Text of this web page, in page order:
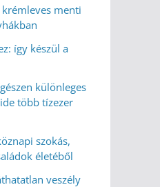
menti
így készül a
különleges
több tízezer
szokás,
életéből
veszély